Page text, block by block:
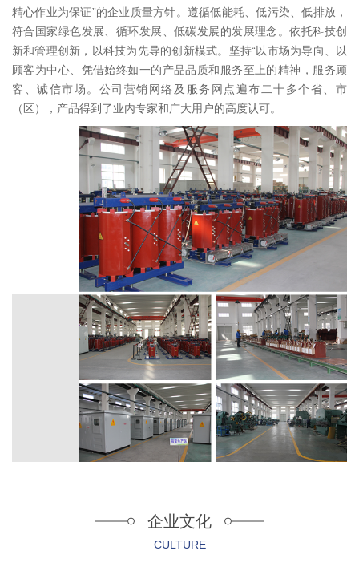
精心作业为保证”的企业质量方针。遵循低能耗、低污染、低排放，
符合国家绿色发展、循环发展、低碳发展的发展理念。依托科技创
新和管理创新，以科技为先导的创新模式。坚持“以市场为导向、以
顾客为中心、凭借始终如一的产品品质和服务至上的精神，服务顾
客、诚信市场。公司营销网络及服务网点遍布二十多个省、市
（区），产品得到了业内专家和广大用户的高度认可。
企业文化
CULTURE